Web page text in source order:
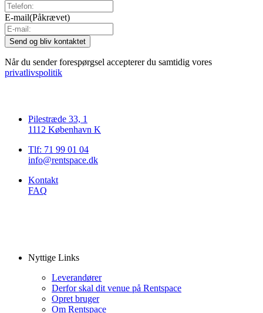
E-mail(Påkrævet)
Når du sender forespørgsel accepterer du samtidig vores
privatlivspolitik
Pilestræde 33, 1
1112 København K
Tlf: 71 99 01 04
info@rentspace.dk
Kontakt
FAQ
Nyttige Links
Leverandører
Derfor skal dit venue på Rentspace
Opret bruger
Om Rentspace